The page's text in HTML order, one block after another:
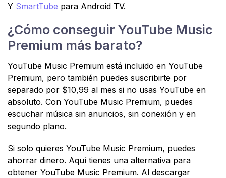
Y SmartTube para Android TV.
¿Cómo conseguir YouTube Music
Premium más barato?
YouTube Music Premium está incluido en YouTube
Premium, pero también puedes suscribirte por
separado por $10,99 al mes si no usas YouTube en
absoluto. Con YouTube Music Premium, puedes
escuchar música sin anuncios, sin conexión y en
segundo plano.
Si solo quieres YouTube Music Premium, puedes
ahorrar dinero. Aquí tienes una alternativa para
obtener YouTube Music Premium. Al descargar